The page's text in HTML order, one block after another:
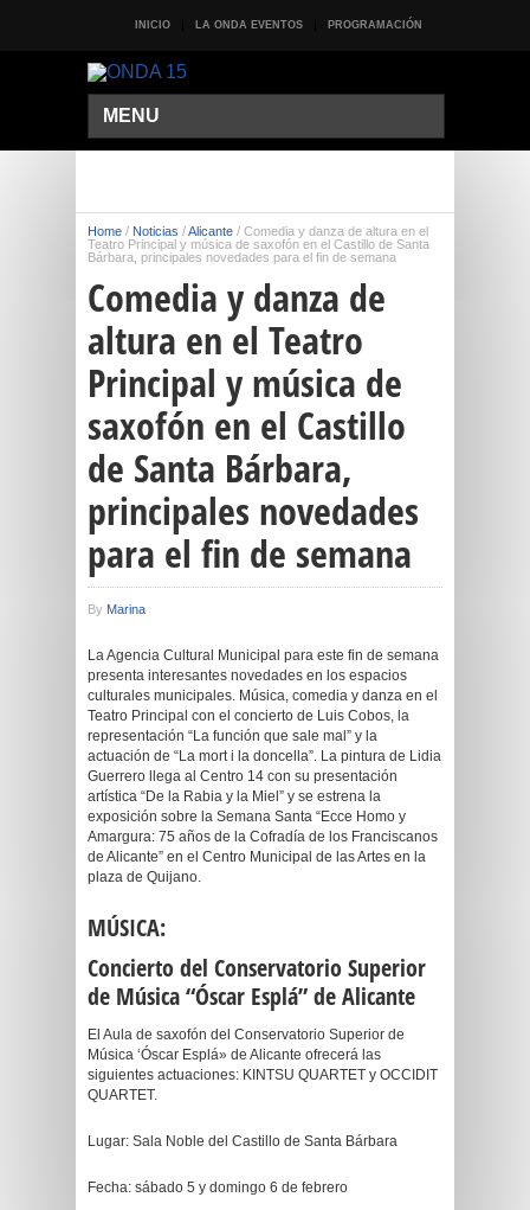
INICIO LA ONDA EVENTOS PROGRAMACIÓN
MENU
Home / Noticias /Alicante / Comedia y danza de altura en el
Teatro Principal y música de saxofón en el Castillo de Santa
Bárbara, principales novedades para el fin de semana
Comedia y danza de
altura en el Teatro
Principal y música de
saxofón en el Castillo
de Santa Bárbara,
principales novedades
para el fin de semana
By Marina
La Agencia Cultural Municipal para este fin de semana
presenta interesantes novedades en los espacios
culturales municipales. Música, comedia y danza en el
Teatro Principal con el concierto de Luis Cobos, la
representación “La función que sale mal” y la
actuación de “La mort i la doncella”. La pintura de Lidia
Guerrero llega al Centro 14 con su presentación
artística “De la Rabia y la Miel” y se estrena la
exposición sobre la Semana Santa “Ecce Homo y
Amargura: 75 años de la Cofradía de los Franciscanos
de Alicante” en el Centro Municipal de las Artes en la
plaza de Quijano.
MÚSICA:
Concierto del Conservatorio Superior
de Música “Óscar Esplá” de Alicante
El Aula de saxofón del Conservatorio Superior de
Música ‘Óscar Esplá» de Alicante ofrecerá las
siguientes actuaciones: KINTSU QUARTET y OCCIDIT
QUARTET.
Lugar: Sala Noble del Castillo de Santa Bárbara
Fecha: sábado 5 y domingo 6 de febrero